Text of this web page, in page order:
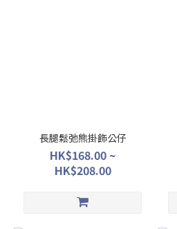
長腿鬆弛熊掛飾公仔
HK$168.00 ~
HK$208.00